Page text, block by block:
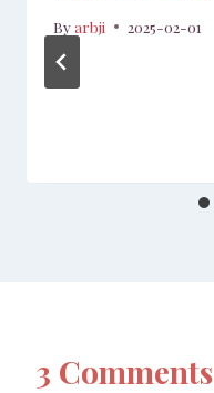
Byarbji 2025-02-01
3 Comments